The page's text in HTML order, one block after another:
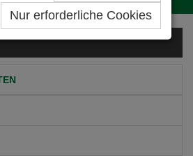
Nur erforderliche Cookies